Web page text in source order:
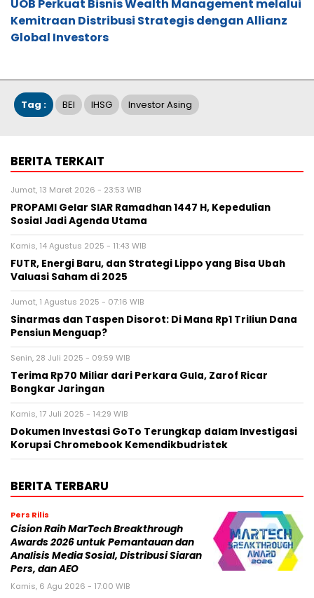
UOB Perkuat Bisnis Wealth Management melalui
Kemitraan Distribusi Strategis dengan Allianz
Global Investors
Tag : BEI IHSG Investor Asing
BERITA TERKAIT
Jumat, 13 Maret 2026 - 23:53 WIB
PROPAMI Gelar SIAR Ramadhan 1447 H, Kepedulian
Sosial Jadi Agenda Utama
Kamis, 14 Agustus 2025 - 11:43 WIB
FUTR, Energi Baru, dan Strategi Lippo yang Bisa Ubah
Valuasi Saham di 2025
Jumat, 1 Agustus 2025 - 07:16 WIB
Sinarmas dan Taspen Disorot: Di Mana Rp1 Triliun Dana
Pensiun Menguap?
Senin, 28 Juli 2025 - 09:59 WIB
Terima Rp70 Miliar dari Perkara Gula, Zarof Ricar
Bongkar Jaringan
Kamis, 17 Juli 2025 - 14:29 WIB
Dokumen Investasi GoTo Terungkap dalam Investigasi
Korupsi Chromebook Kemendikbudristek
BERITA TERBARU
Pers Rilis
Cision Raih MarTech Breakthrough
Awards 2026 untuk Pemantauan dan
Analisis Media Sosial, Distribusi Siaran
Pers, dan AEO
Kamis, 6 Agu 2026 - 17:00 WIB